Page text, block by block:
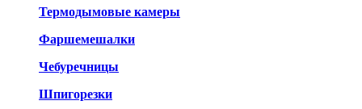
Термодымовые камеры
Фаршемешалки
Чебуречницы
Шпигорезки